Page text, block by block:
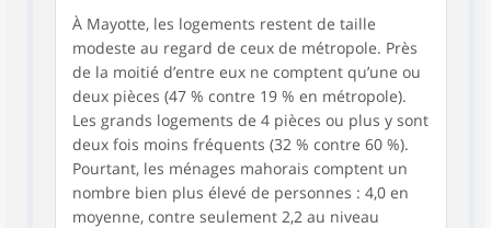
À Mayotte, les logements restent de taille
modeste au regard de ceux de métropole. Près
de la moitié d’entre eux ne comptent qu’une ou
deux pièces (47 % contre 19 % en métropole).
Les grands logements de 4 pièces ou plus y sont
deux fois moins fréquents (32 % contre 60 %).
Pourtant, les ménages mahorais comptent un
nombre bien plus élevé de personnes : 4,0 en
moyenne, contre seulement 2,2 au niveau